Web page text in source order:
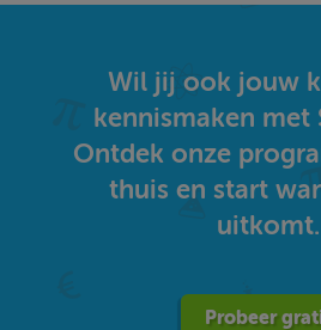
Wil jij ook jouw
kennismaken met
Ontdek onze
thuis en start
uitkomt.
Probeer